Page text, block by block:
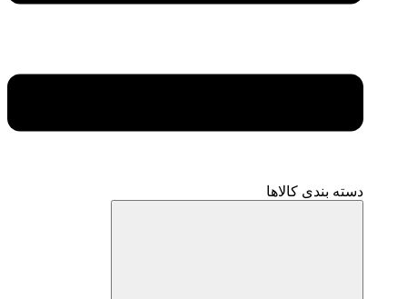
دسته بندی کالاها